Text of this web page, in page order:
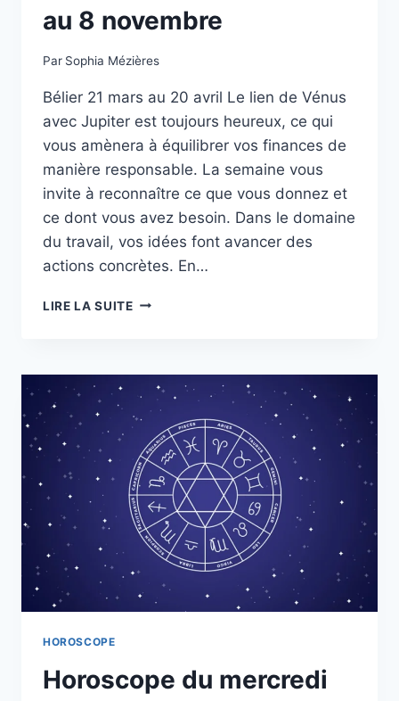
au 8 novembre
Par Sophia Mézières
Bélier 21 mars au 20 avril Le lien de Vénus
avec Jupiter est toujours heureux, ce qui
vous amènera à équilibrer vos finances de
manière responsable. La semaine vous
invite à reconnaître ce que vous donnez et
ce dont vous avez besoin. Dans le domaine
du travail, vos idées font avancer des
actions concrètes. En…
LIRE LA SUITEHOROSCOPE
2
AU
8
NOVEMBRE
HOROSCOPE
Horoscope du mercredi